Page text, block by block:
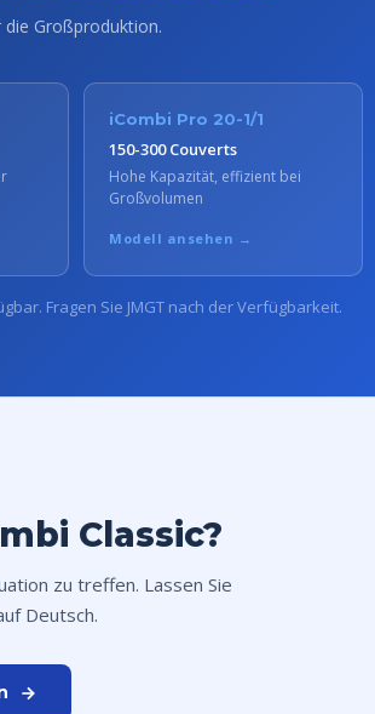
die Großproduktion.
iCombi Pro 20-1/1
150-300 Couverts
Hohe Kapazität, effizient bei
Großvolumen
Modell ansehen →
Fragen Sie JMGT nach der Verfügbarkeit.
Classic?
zu treffen. Lassen Sie
Deutsch.